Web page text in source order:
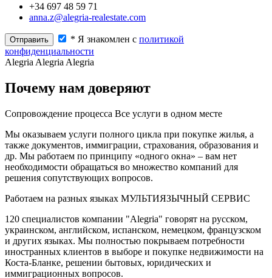
+34 697 48 59 71
anna.z@alegria-realestate.com
* Я знакомлен с политикой
конфиденциальности
Alegria Alegria Alegria
Почему нам доверяют
Сопровождение процесса Все услуги в одном месте
Мы оказываем услуги полного цикла при покупке жилья, а
также документов, иммиграции, страхования, образования и
др. Мы работаем по принципу «одного окна» – вам нет
необходимости обращаться во множество компаний для
решения сопутствующих вопросов.
Работаем на разных языках МУЛЬТИЯЗЫЧНЫЙ СЕРВИС
120 специалистов компании "Alegria" говорят на русском,
украинском, английском, испанском, немецком, французском
и других языках. Мы полностью покрываем потребности
иностранных клиентов в выборе и покупке недвижимости на
Коста-Бланке, решении бытовых, юридических и
иммиграционных вопросов.